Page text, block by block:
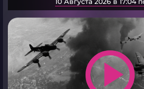
play_arrow